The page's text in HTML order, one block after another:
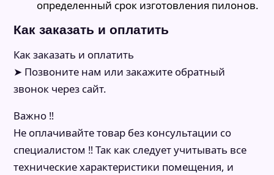
определенный срок изготовления пилонов.
Как заказать и оплатить
Как заказать и оплатить
➤ Позвоните нам или закажите обратный
звонок через сайт.
Важно ‼️
Не оплачивайте товар без консультации со
специалистом ‼️ Так как следует учитывать все
технические характеристики помещения, и